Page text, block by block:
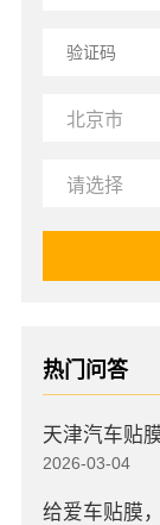
热门问答
2026-03-04
给爱车贴膜